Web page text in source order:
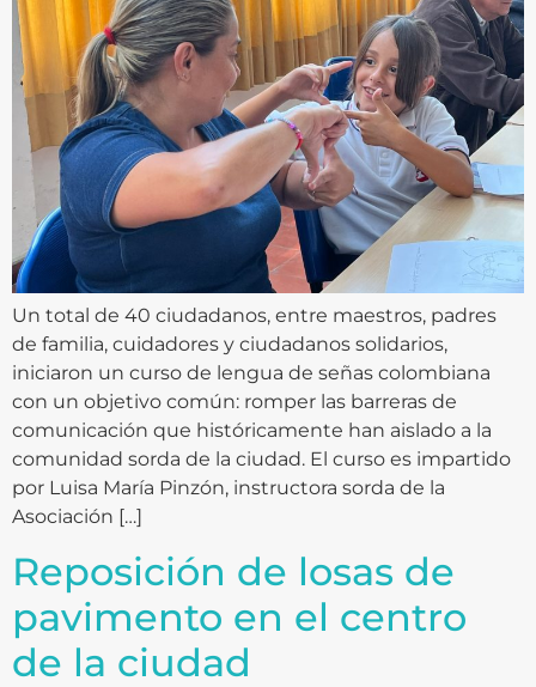
Un total de 40 ciudadanos, entre maestros, padres
de familia, cuidadores y ciudadanos solidarios,
iniciaron un curso de lengua de señas colombiana
con un objetivo común: romper las barreras de
comunicación que históricamente han aislado a la
comunidad sorda de la ciudad. El curso es impartido
por Luisa María Pinzón, instructora sorda de la
Asociación […]
Reposición de losas de
pavimento en el centro
de la ciudad